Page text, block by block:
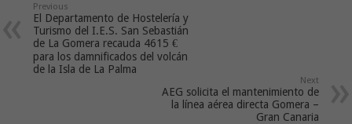
Previous
El Departamento de Hostelería y
Turismo del I.E.S. San Sebastián
de La Gomera recauda 4615 €
para los damnificados del volcán
de la Isla de La Palma
Next
AEG solicita el mantenimiento de
la línea aérea directa Gomera –
Gran Canaria